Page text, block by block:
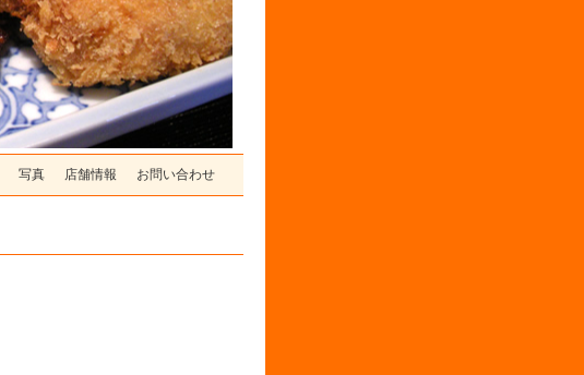
写真 店舗情報 お問い合わせ